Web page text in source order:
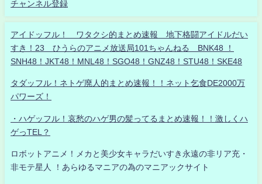
チャンネル登録
アイドッフル！ ワタクシ的まとめ速報 地下格闘アイドルだい
すき！23 ひうらのアニメ放送局101ちゃんねる BNK48 ！
SNH48！JKT48！MNL48！SGO48！GNZ48！STU48！SKE48
タダッフル！ネトゲ廃人的まとめ速報！！ネット乞食DE2000万
パワーズ！
・ハゲッフル！哀愁のハゲ男の髪ってるまとめ速報！！激しくハ
ゲっTEL？
ロボットアニメ！メカと美少女キャラだいすき永遠の非リア充・
非モテ星人 ！あらゆるマニアの為のマニアックサイト